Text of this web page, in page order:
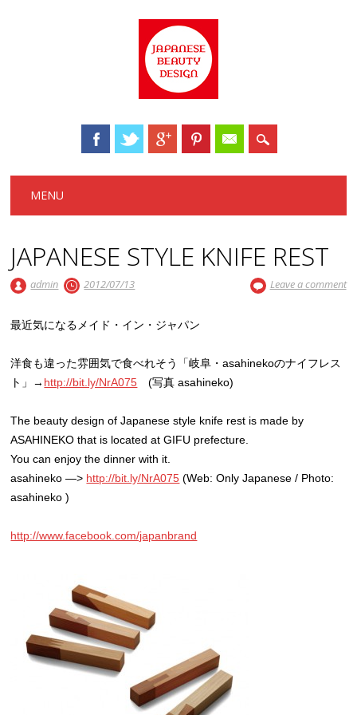
Main menu
MENU
JAPANESE STYLE KNIFE REST
admin 2012/07/13 Leave a comment
最近気になるメイド・イン・ジャパン
洋食も違った雰囲気で食べれそう「岐阜・asahinekoのナイフレス
ト」→ http://bit.ly/NrA075 (写真 asahineko)
The beauty design of Japanese style knife rest is made by
ASAHINEKO that is located at GIFU prefecture.
You can enjoy the dinner with it.
asahineko —> http://bit.ly/NrA075 (Web: Only Japanese / Photo:
asahineko )
http://www.facebook.com/japanbrand